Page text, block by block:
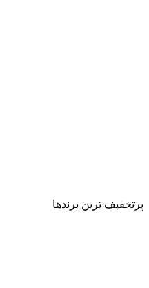
پرتخفیف ترین برندها